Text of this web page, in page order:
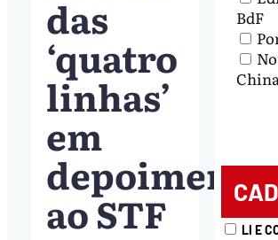
das
‘quatro
linhas’
em
depoimento
ao STF
BdF
LI E